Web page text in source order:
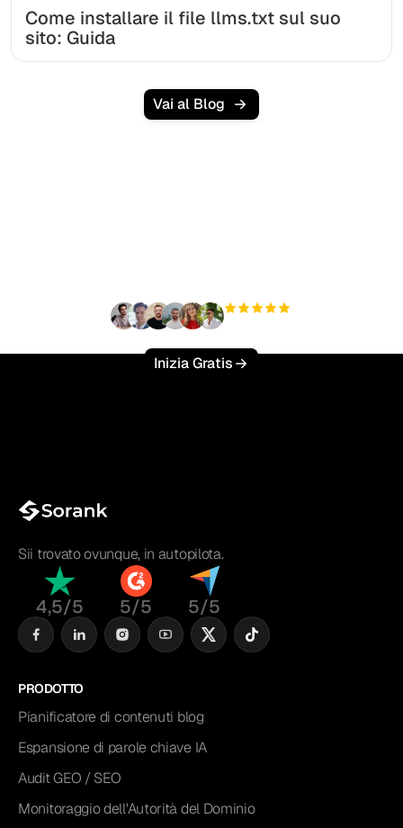
Come installare il file llms.txt sul suo
sito: Guida
Vai al Blog
Inizia Gratis
Sii trovato ovunque, in autopilota.
4,5/5 5/5 5/5
PRODOTTO
Pianificatore di contenuti blog
Espansione di parole chiave IA
Audit GEO / SEO
Monitoraggio dell'Autorità del Dominio